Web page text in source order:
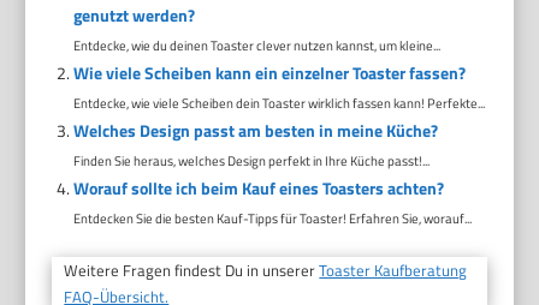
genutzt werden?
Entdecke, wie du deinen Toaster clever nutzen kannst, um kleine...
Wie viele Scheiben kann ein einzelner Toaster fassen?
Entdecke, wie viele Scheiben dein Toaster wirklich fassen kann! Perfekte...
Welches Design passt am besten in meine Küche?
Finden Sie heraus, welches Design perfekt in Ihre Küche passt!...
Worauf sollte ich beim Kauf eines Toasters achten?
Entdecken Sie die besten Kauf-Tipps für Toaster! Erfahren Sie, worauf...
Weitere Fragen findest Du in unsererToaster Kaufberatung
FAQ-Übersicht.